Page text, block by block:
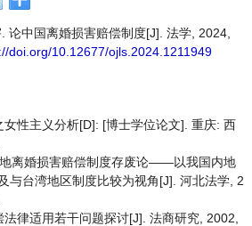
论中国离婚损害赔偿制度[J]. 法学, 2024,
doi.org/10.12677/ojls.2024.1211949
性主义分析[D]: [博士学位论文]. 重庆: 西
离婚损害赔偿制度存废论——以我国内地
与台湾地区制度比较为视角[J]. 河北法学, 2
法律适用若干问题探讨[J]. 法商研究, 2002,